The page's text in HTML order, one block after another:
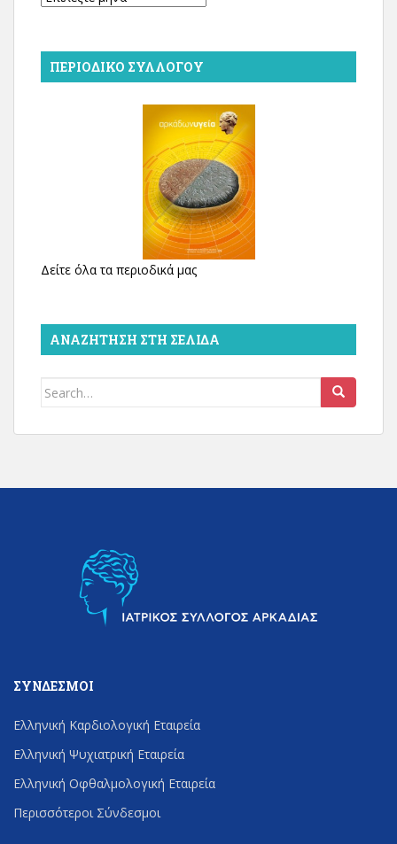
ΠΕΡΙΟΔΙΚΌ ΣΥΛΛΌΓΟΥ
Δείτε όλα τα περιοδικά μας
ΑΝΑΖΉΤΗΣΗ ΣΤΗ ΣΕΛΊΔΑ
Search
ΣΎΝΔΕΣΜΟΙ
Ελληνική Καρδιολογική Εταιρεία
Ελληνική Ψυχιατρική Εταιρεία
Ελληνική Οφθαλμολογική Εταιρεία
Περισσότεροι Σύνδεσμοι